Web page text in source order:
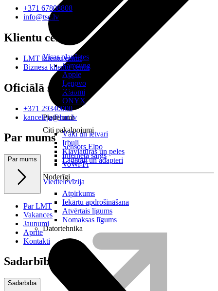
Citi pakalpojumi
Sensors Elpo
Interneta sargs
VoWi-Fi
Viedtelevīzija
Visas planšetes
Samsung
Apple
Lenovo
Xiaomi
ONYX
Piederumi
Vāki un ietvari
Irbuļi
Klaviatūras un peles
Lādētāji un adapteri
Noderīgi
Atpirkums
Iekārtu apdrošināšana
Atvērtais līgums
Nomaksas līgums
Datortehnika
+371 67808808
info@tsc.lv
Klientu centri
LMT klientu centri
Biznesa klientu centri
Oficiālā saziņa
+371 29340000
kanceleja@lmt.lv
Par mums
Par mums
Par LMT
Vakances
Jaunumi
Aprite
Kontakti
Sadarbība
Sadarbība